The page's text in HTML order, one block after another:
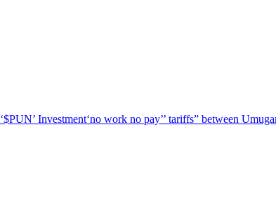
‘$PUN’ Investment‘no work no pay’’ tariffs” between